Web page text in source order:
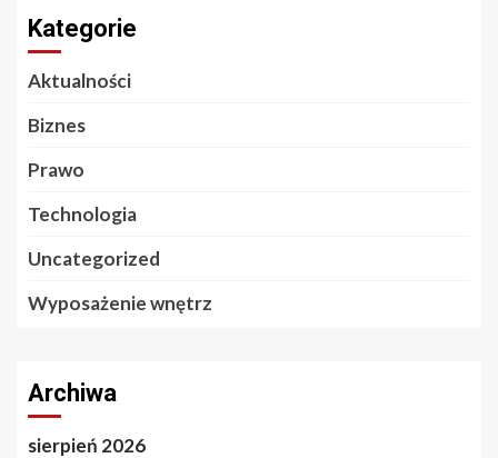
Kategorie
Aktualności
Biznes
Prawo
Technologia
Uncategorized
Wyposażenie wnętrz
Archiwa
sierpień 2026